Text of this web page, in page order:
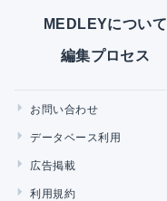
MEDLEYについて
編集プロセス
お問い合わせ
データベース利用
広告掲載
利用規約